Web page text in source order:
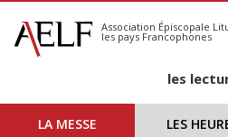
S'abonner
Calendrier
Association Épiscopale
les pays Francophones
les
LA MESSE LES